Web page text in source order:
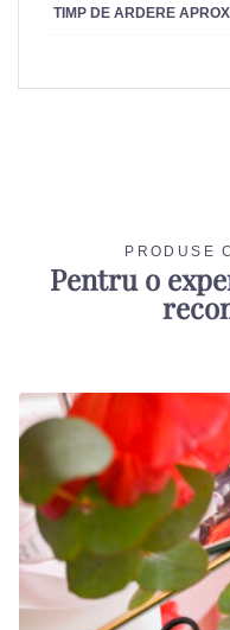
TIMP DE ARDERE
PRODUSE
Pentru o